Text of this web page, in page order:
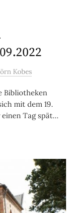
Kobes
Bibliotheken
mit dem 19.
Tag spät...